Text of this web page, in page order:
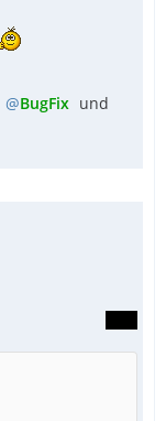
BugFix und